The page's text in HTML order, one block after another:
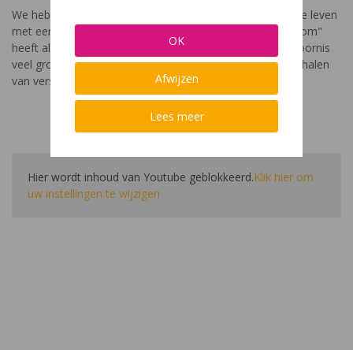
We hebben een video gemaakt die toont hoe het is om te leven
met een leerstoornis. De film met als titel: "Ik heet niet dom"
heeft als doel aan te tonen dat de impact van een leerstoornis
veel groter is dan enkel wat je ziet in de klas. Je hoort verhalen
van verschillende leerlingen en ouders.
Hier wordt inhoud van Youtube geblokkeerd.Klik hier om
uw instellingen te wijzigen
OK
Afwijzen
Lees meer